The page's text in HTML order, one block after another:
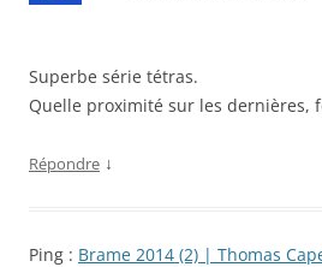
Superbe série tétras.
Quelle proximité sur les dernières,
Répondre ↓
Ping : Brame 2014 (2) | Thomas